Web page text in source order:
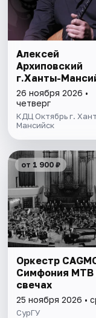
Алексей
Архиповский
г.Ханты-
26 ноября 2026 •
четверг
КДЦ Октябрь г.
Мансийск
от 1 900 ₽
Оркестр
Симфония МТВ
свечах
25 ноября 2026 •
СурГУ